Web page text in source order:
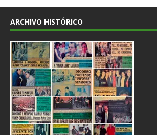
ARCHIVO HISTÓRICO